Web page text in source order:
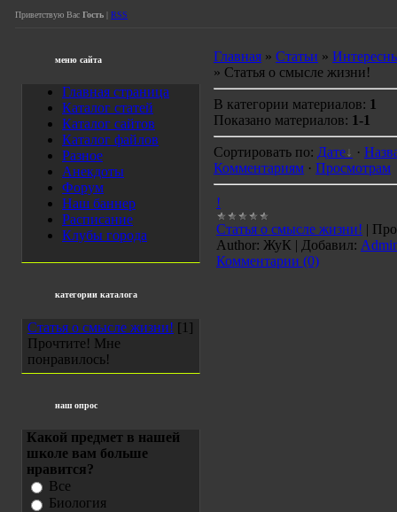
Приветствую Вас Гость | RSS
меню сайта
Главная страница
Каталог статей
Каталог сайтов
Каталог файлов
Разное
Анекдоты
Форум
Наш баннер
Расписание
Клубы города
категории каталога
Статья о смысле жизни! [1]
Прочтите! Мне
понравилось!
наш опрос
Какой предмет в нашей
школе вам больше
нравится?
Все
Биология
Главная » Статьи »
» Статья о смысле жизни!
В категории материалов: 1
Показано материалов: 1-1
Сортировать по: Дате ·
Комментариям · Просмотрам
!
Статья о смысле жизни! |
Author: ЖуК | Добавил:
Комментарии (0)